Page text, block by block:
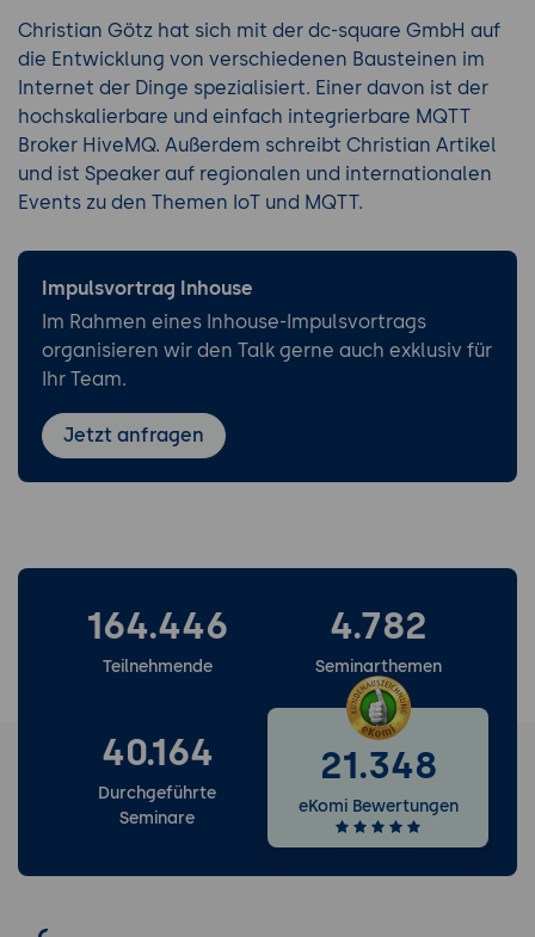
Christian Götz hat sich mit der dc-square GmbH auf
die Entwicklung von verschiedenen Bausteinen im
Internet der Dinge spezialisiert. Einer davon ist der
hochskalierbare und einfach integrierbare MQTT
Broker HiveMQ. Außerdem schreibt Christian Artikel
und ist Speaker auf regionalen und internationalen
Events zu den Themen IoT und MQTT.
Impulsvortrag Inhouse
Im Rahmen eines Inhouse-Impulsvortrags
organisieren wir den Talk gerne auch exklusiv für
Ihr Team.
Jetzt anfragen
164.446
Teilnehmende
4.782
Seminarthemen
40.164
Durchgeführte
Seminare
21.348
eKomi Bewertungen